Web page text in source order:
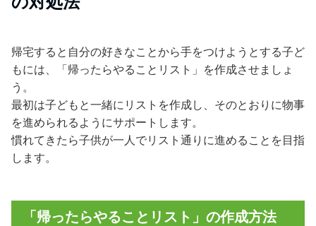
帰宅すると自分の好きなことから手をつけようとする子ど
もには、「帰ったらやることリスト」を作成させましょ
う。
最初は子どもと一緒にリストを作成し、そのとおりに物事
を進められるようにサポートします。
慣れてきたら子供が一人でリスト通りに進めることを目指
します。
「帰ったらやることリスト」の作成方法